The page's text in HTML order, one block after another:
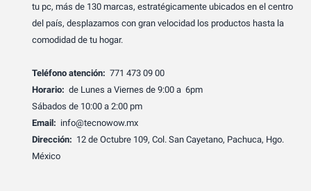
tu pc, más de 130 marcas, estratégicamente ubicados en el centro
del país, desplazamos con gran velocidad los productos hasta la
comodidad de tu hogar.
Teléfono atención: 771 473 09 00
Horario: de Lunes a Viernes de 9:00 a 6pm
Sábados de 10:00 a 2:00 pm
Email: info@tecnowow.mx
Dirección: 12 de Octubre 109, Col. San Cayetano, Pachuca, Hgo.
México